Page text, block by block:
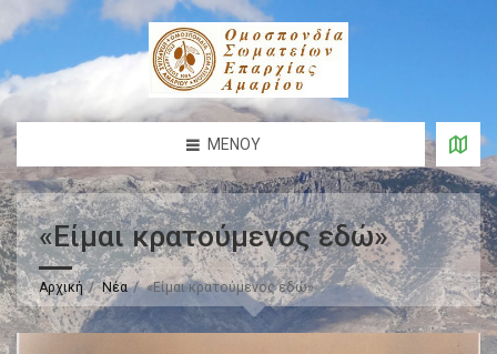
ΜΕΝΟΎ
«Είμαι κρατούμενος εδώ»
Αρχική Νέα «Είμαι κρατούμενος εδώ»